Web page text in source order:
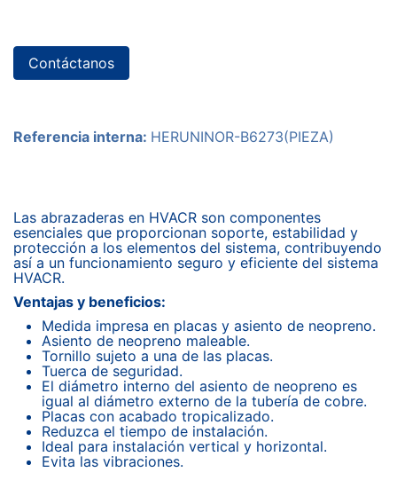
Contáctanos
Referencia interna: HERUNINOR-B6273(PIEZA)
Las abrazaderas en HVACR son componentes
esenciales que proporcionan soporte, estabilidad y
protección a los elementos del sistema, contribuyendo
así a un funcionamiento seguro y eficiente del sistema
HVACR.
Ventajas y beneficios:
Medida impresa en placas y asiento de neopreno.
Asiento de neopreno maleable.
Tornillo sujeto a una de las placas.
Tuerca de seguridad.
El diámetro interno del asiento de neopreno es
igual al diámetro externo de la tubería de cobre.
Placas con acabado tropicalizado.
Reduzca el tiempo de instalación.
Ideal para instalación vertical y horizontal.
Evita las vibraciones.